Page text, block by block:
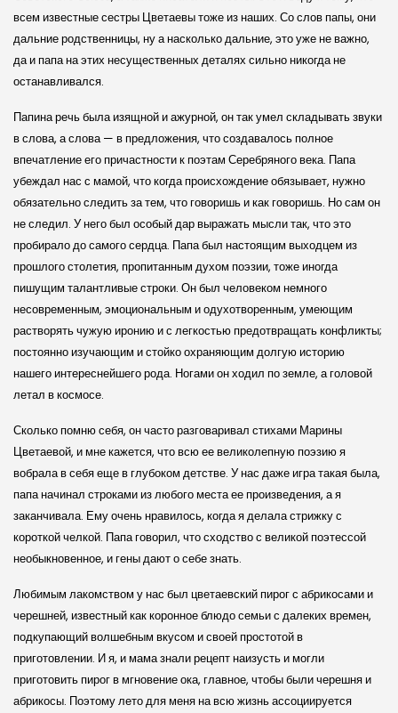
всем известные сестры Цветаевы тоже из наших. Со слов папы, они
дальние родственницы, ну а насколько дальние, это уже не важно,
да и папа на этих несущественных деталях сильно никогда не
останавливался.
Папина речь была изящной и ажурной, он так умел складывать звуки
в слова, а слова — в предложения, что создавалось полное
впечатление его причастности к поэтам Серебряного века. Папа
убеждал нас с мамой, что когда происхождение обязывает, нужно
обязательно следить за тем, что говоришь и как говоришь. Но сам он
не следил. У него был особый дар выражать мысли так, что это
пробирало до самого сердца. Папа был настоящим выходцем из
прошлого столетия, пропитанным духом поэзии, тоже иногда
пишущим талантливые строки. Он был человеком немного
несовременным, эмоциональным и одухотворенным, умеющим
растворять чужую иронию и с легкостью предотвращать конфликты;
постоянно изучающим и стойко охраняющим долгую историю
нашего интереснейшего рода. Ногами он ходил по земле, а головой
летал в космосе.
Сколько помню себя, он часто разговаривал стихами Марины
Цветаевой, и мне кажется, что всю ее великолепную поэзию я
вобрала в себя еще в глубоком детстве. У нас даже игра такая была,
папа начинал строками из любого места ее произведения, а я
заканчивала. Ему очень нравилось, когда я делала стрижку с
короткой челкой. Папа говорил, что сходство с великой поэтессой
необыкновенное, и гены дают о себе знать.
Любимым лакомством у нас был цветаевский пирог с абрикосами и
черешней, известный как коронное блюдо семьи с далеких времен,
подкупающий волшебным вкусом и своей простотой в
приготовлении. И я, и мама знали рецепт наизусть и могли
приготовить пирог в мгновение ока, главное, чтобы были черешня и
абрикосы. Поэтому лето для меня на всю жизнь ассоциируется